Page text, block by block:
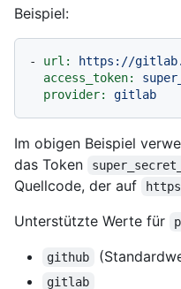
Beispiel:
- url:
https://
access_token:
provider:
gitlab
Im obigen Beispiel
das Token
Quellcode, der auf
Unterstützte Werte für
github
gitlab